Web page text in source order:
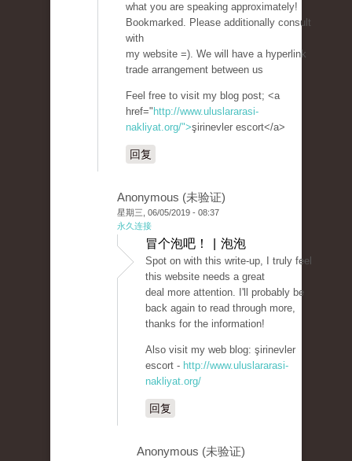
what you are speaking approximately!
Bookmarked. Please additionally consult
with
my website =). We will have a hyperlink
trade arrangement between us
Feel free to visit my blog post; <a
href=" http://www.uluslararasi-
nakliyat.org/">şirinevler escort</a>
回复
Anonymous (未验证)
星期三, 06/05/2019 - 08:37
永久连接
冒个泡吧！ | 泡泡
Spot on with this write-up, I truly feel
this website needs a great
deal more attention. I'll probably be
back again to read through more,
thanks for the information!
Also visit my web blog: şirinevler
escort - http://www.uluslararasi-
nakliyat.org/
回复
Anonymous (未验证)